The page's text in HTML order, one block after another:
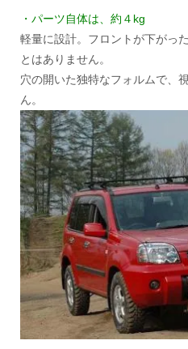
・パーツ自体は、約４kg
軽量に設計。フロントが下がっ
とはありません。
穴の開いた独特なフォルムで、
ん。